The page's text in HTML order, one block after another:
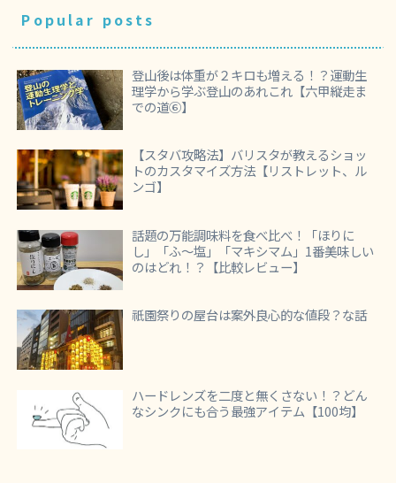
Popular posts
登山後は体重が２キロも増える！？運動生
理学から学ぶ登山のあれこれ【六甲縦走ま
での道⑥】
【スタバ攻略法】バリスタが教えるショッ
トのカスタマイズ方法【リストレット、ル
ンゴ】
話題の万能調味料を食べ比べ！「ほりに
し」「ふ～塩」「マキシマム」1番美味しい
のはどれ！？【比較レビュー】
祇園祭りの屋台は案外良心的な値段？な話
ハードレンズを二度と無くさない！？どん
なシンクにも合う最強アイテム【100均】